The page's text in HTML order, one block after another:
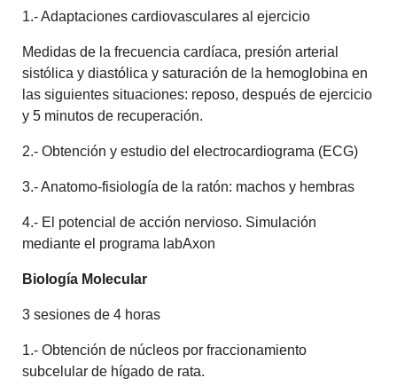
1.- Adaptaciones cardiovasculares al ejercicio
Medidas de la frecuencia cardíaca, presión arterial
sistólica y diastólica y saturación de la hemoglobina en
las siguientes situaciones: reposo, después de ejercicio
y 5 minutos de recuperación.
2.- Obtención y estudio del electrocardiograma (ECG)
3.- Anatomo-fisiología de la ratón: machos y hembras
4.- El potencial de acción nervioso. Simulación
mediante el programa labAxon
Biología Molecular
3 sesiones de 4 horas
1.- Obtención de núcleos por fraccionamiento
subcelular de hígado de rata.